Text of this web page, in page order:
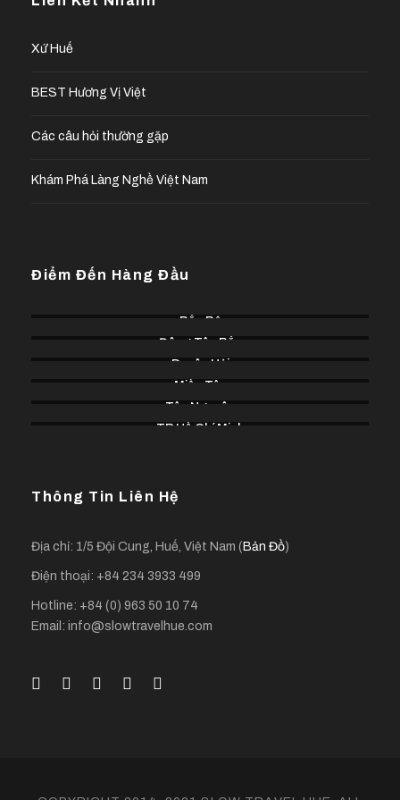
Xứ Huế
BEST Hương Vị Việt
Các câu hỏi thường gặp
Khám Phá Làng Nghề Việt Nam
Điểm Đến Hàng Đầu
Bắc Bộ
Đông Tây Bắc
Duyên Hải
Miền Tây
Tây Nguyên
TP Hồ Chí Minh
Thông Tin Liên Hệ
Địa chỉ: 1/5 Đội Cung, Huế, Việt Nam ( Bản Đồ)
Điện thoại: +84 234 3933 499
Hotline: +84 (0) 963 50 10 74
Email: info@slowtravelhue.com